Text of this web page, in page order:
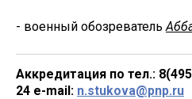
- военный обозреватель
Аккредитация по тел.:
24 e-mail: n.stukova@pnp.ru